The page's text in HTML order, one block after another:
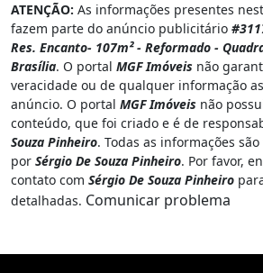
ATENÇÃO: As informações presentes
fazem parte do anúncio publicitário
Res. Encanto- 107m² - Reformado -
Brasília. O portal MGF Imóveis não
veracidade ou de qualquer informação
anúncio. O portal MGF Imóveis não
conteúdo, que foi criado e é de
Souza Pinheiro. Todas as informações
por Sérgio De Souza Pinheiro. Por favor,
contato com Sérgio De Souza Pinheiro
detalhadas. Comunicar problema